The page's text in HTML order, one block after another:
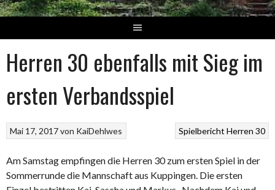
Herren 30 ebenfalls mit Sieg im
ersten Verbandsspiel
Spielbericht Herren 30
Mai 17, 2017von KaiDehlwes
Am Samstag empfingen die Herren 30 zum ersten Spiel in der
Sommerrunde die Mannschaft aus Kuppingen. Die ersten